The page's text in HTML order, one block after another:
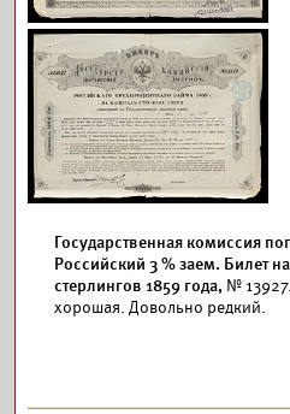
Государственная комиссия
Российский 3 % заем. Билет
стерлингов 1859 года, №
хорошая. Довольно редкий.